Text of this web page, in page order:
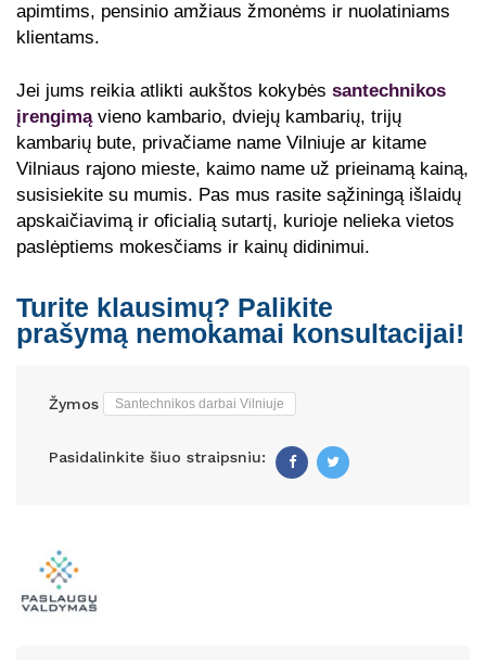
apimtims, pensinio amžiaus žmonėms ir nuolatiniams
klientams.
Jei jums reikia atlikti aukštos kokybės santechnikos
įrengimąvieno kambario, dviejų kambarių, trijų
kambarių bute, privačiame name Vilniuje ar kitame
Vilniaus rajono mieste, kaimo name už prieinamą kainą,
susisiekite su mumis. Pas mus rasite sąžiningą išlaidų
apskaičiavimą ir oficialią sutartį, kurioje nelieka vietos
paslėptiems mokesčiams ir kainų didinimui.
Turite klausimų? Palikite
prašymą nemokamai konsultacijai!
Žymos Santechnikos darbai Vilniuje
Pasidalinkite šiuo straipsniu: